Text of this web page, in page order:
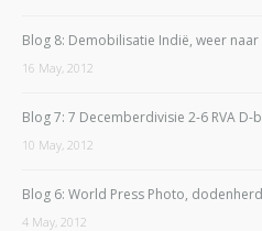
Blog 8: Demobilisatie Indië, weer naar
16 May, 2012
Blog 7: 7 Decemberdivisie 2-6 RVA
10 May, 2012
Blog 6: World Press Photo,
4 May, 2012